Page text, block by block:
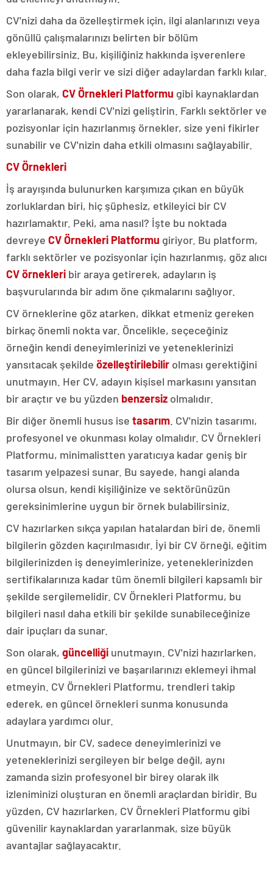
CV'nizi daha da özelleştirmek için, ilgi alanlarınızı veya
gönüllü çalışmalarınızı belirten bir bölüm
ekleyebilirsiniz. Bu, kişiliğiniz hakkında işverenlere
daha fazla bilgi verir ve sizi diğer adaylardan farklı kılar.
Son olarak, CV Örnekleri Platformu gibi kaynaklardan
yararlanarak, kendi CV'nizi geliştirin. Farklı sektörler ve
pozisyonlar için hazırlanmış örnekler, size yeni fikirler
sunabilir ve CV'nizin daha etkili olmasını sağlayabilir.
CV Örnekleri
İş arayışında bulunurken karşımıza çıkan en büyük
zorluklardan biri, hiç şüphesiz, etkileyici bir CV
hazırlamaktır. Peki, ama nasıl? İşte bu noktada
devreye CV Örnekleri Platformu giriyor. Bu platform,
farklı sektörler ve pozisyonlar için hazırlanmış, göz alıcı
CV örnekleri bir araya getirerek, adayların iş
başvurularında bir adım öne çıkmalarını sağlıyor.
CV örneklerine göz atarken, dikkat etmeniz gereken
birkaç önemli nokta var. Öncelikle, seçeceğiniz
örneğin kendi deneyimlerinizi ve yeteneklerinizi
yansıtacak şekilde özelleştirilebilir olması gerektiğini
unutmayın. Her CV, adayın kişisel markasını yansıtan
bir araçtır ve bu yüzden benzersiz olmalıdır.
Bir diğer önemli husus ise tasarım . CV'nizin tasarımı,
profesyonel ve okunması kolay olmalıdır. CV Örnekleri
Platformu, minimalistten yaratıcıya kadar geniş bir
tasarım yelpazesi sunar. Bu sayede, hangi alanda
olursa olsun, kendi kişiliğinize ve sektörünüzün
gereksinimlerine uygun bir örnek bulabilirsiniz.
CV hazırlarken sıkça yapılan hatalardan biri de, önemli
bilgilerin gözden kaçırılmasıdır. İyi bir CV örneği, eğitim
bilgilerinizden iş deneyimlerinize, yeteneklerinizden
sertifikalarınıza kadar tüm önemli bilgileri kapsamlı bir
şekilde sergilemelidir. CV Örnekleri Platformu, bu
bilgileri nasıl daha etkili bir şekilde sunabileceğinize
dair ipuçları da sunar.
Son olarak, güncelliği unutmayın. CV'nizi hazırlarken,
en güncel bilgilerinizi ve başarılarınızı eklemeyi ihmal
etmeyin. CV Örnekleri Platformu, trendleri takip
ederek, en güncel örnekleri sunma konusunda
adaylara yardımcı olur.
Unutmayın, bir CV, sadece deneyimlerinizi ve
yeteneklerinizi sergileyen bir belge değil, aynı
zamanda sizin profesyonel bir birey olarak ilk
izleniminizi oluşturan en önemli araçlardan biridir. Bu
yüzden, CV hazırlarken, CV Örnekleri Platformu gibi
güvenilir kaynaklardan yararlanmak, size büyük
avantajlar sağlayacaktır.